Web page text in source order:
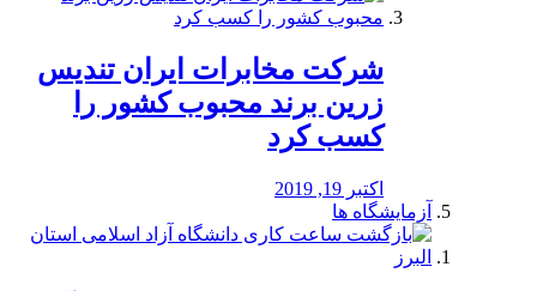
شرکت مخابرات ایران تندیس
زرین برند محبوب کشور را
کسب کرد
اکتبر 19, 2019
آزمایشگاه ها